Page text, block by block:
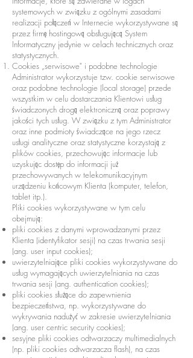
systemowych w związku z ogólnymi zasadami
realizacji połączeń w Internecie wykorzystywane są
przez firmę hostingową obsługującą System
Informatyczny jedynie w celach technicznych oraz
statystycznych.
Cookies „serwisowe" i podobne technologie
Administrator wykorzystuje tzw. cookie serwisowe
oraz podobne technologie (local storage) przede
wszystkim w celu dostarczania Klientowi usług
świadczonych drogą elektroniczną oraz poprawy
jakości tych usług. W związku z tym Administrator
oraz inne podmioty świadczące na jego rzecz
usługi analityczne oraz statystyczne korzystają z
plików cookies, przechowując informacje lub
uzyskując dostęp do informacji już
przechowywanych w telekomunikacyjnym
urządzeniu końcowym Klienta (komputer, telefon,
tablet itp.).
Pliki cookies wykorzystywane w tym celu
obejmują:
pliki cookies z danymi wprowadzanymi przez
Klienta (identyfikator sesji) na czas trwania sesji
(ang. user input cookies);
uwierzytelniające pliki cookies wykorzystywane do
usług wymagających uwierzytelniania na czas
trwania sesji (ang. authentication cookies);
pliki cookies służące do zapewnienia
bezpieczeństwa, np. wykorzystywane do
wykrywania nadużyć w zakresie uwierzytelniania
(ang. user centric security cookies);
sesyjne pliki cookies odtwarzaczy multimedialnych
(np. pliki cookies odtwarzacza flash), na czas